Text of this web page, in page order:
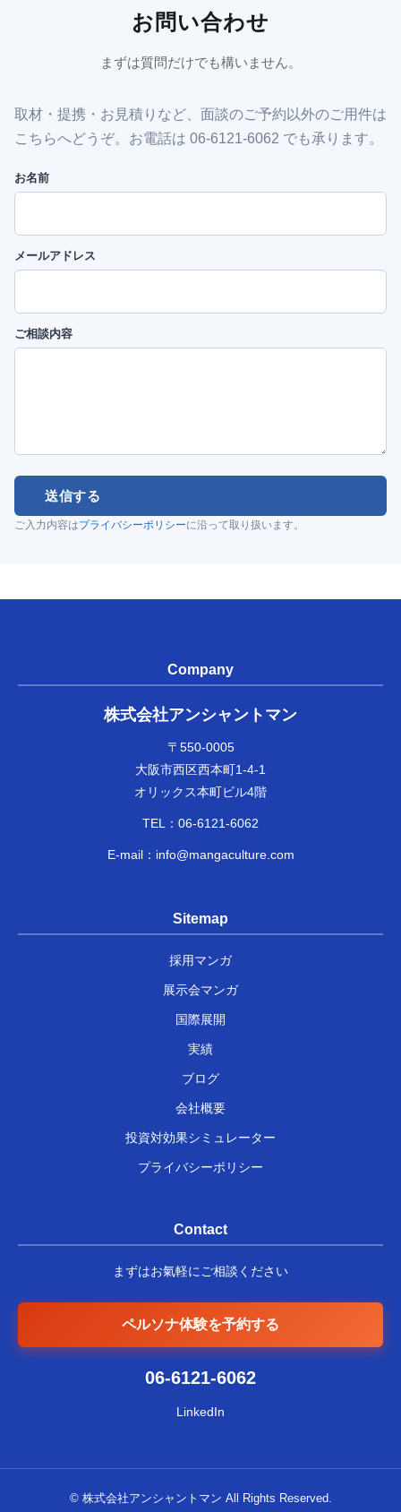
お問い合わせ
まずは質問だけでも構いません。
取材・提携・お見積りなど、面談のご予約以外のご用件は
こちらへどうぞ。お電話は 06-6121-6062 でも承ります。
お名前
メールアドレス
ご相談内容
送信する
ご入力内容はプライバシーポリシーに沿って取り扱います。
Company
株式会社アンシャントマン
〒550-0005
大阪市西区西本町1-4-1
オリックス本町ビル4階
TEL： 06-6121-6062
E-mail： info@mangaculture.com
Sitemap
採用マンガ
展示会マンガ
国際展開
実績
ブログ
会社概要
投資対効果シミュレーター
プライバシーポリシー
Contact
まずはお氣軽にご相談ください
ペルソナ体験を予約する
06-6121-6062
LinkedIn
© 株式会社アンシャントマン All Rights Reserved.